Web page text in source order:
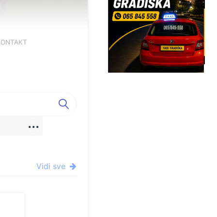
Mlin
...
Vidi sve